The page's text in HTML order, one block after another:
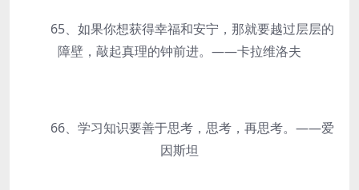
65、如果你想获得幸福和安宁，那就要越过层层的
障壁，敲起真理的钟前进。——卡拉维洛夫
66、学习知识要善于思考，思考，再思考。——爱
因斯坦